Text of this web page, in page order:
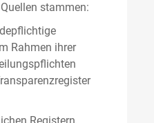
stammen:
Rahmen ihrer